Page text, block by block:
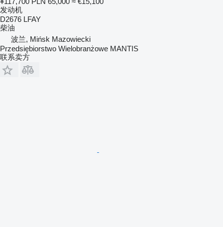
发动机
D2676 LFAY
柴油
波兰, Mińsk Mazowiecki
Przedsiębiorstwo Wielobranżowe MANTIS
联系卖方